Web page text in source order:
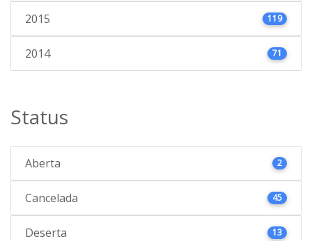
2015 119
2014 71
Status
Aberta 2
Cancelada 45
Deserta 13